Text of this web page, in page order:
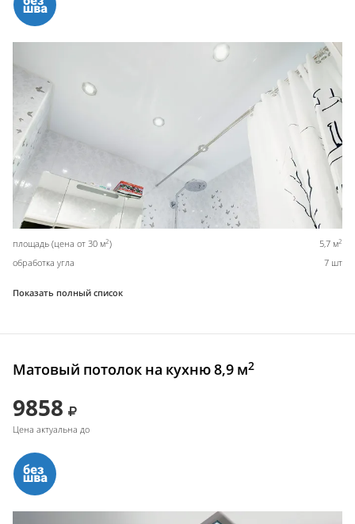
площадь (цена от 30 м2) 5,7 м2
обработка угла 7 шт
Показать полный список
Матовый потолок на кухню 8,9 м2
9858
Цена актуальна до